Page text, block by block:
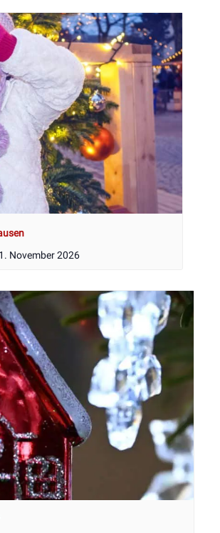
1. November 2026